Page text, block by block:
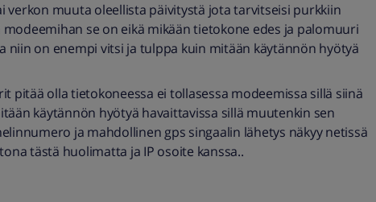
verkon muuta oleellista päivitystä jota tarvitseisi purkkiin
se on eikä mikään tietokone edes ja palomuuri
niin on enempi vitsi ja tulppa kuin mitään käytännön hyötyä
pitää olla tietokoneessa ei tollasessa modeemissa sillä siinä
käytännön hyötyä havaittavissa sillä muutenkin sen
ja mahdollinen gps singaalin lähetys näkyy netissä
tästä huolimatta ja IP osoite kanssa..